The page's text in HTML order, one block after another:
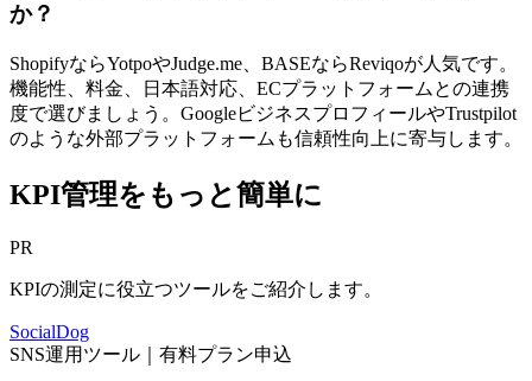
か？
ShopifyならYotpoやJudge.me、BASEならReviqoが人気です。
機能性、料金、日本語対応、ECプラットフォームとの連携
度で選びましょう。GoogleビジネスプロフィールやTrustpilot
のような外部プラットフォームも信頼性向上に寄与します。
KPI管理をもっと簡単に
PR
KPIの測定に役立つツールをご紹介します。
SocialDog
SNS運用ツール｜有料プラン申込